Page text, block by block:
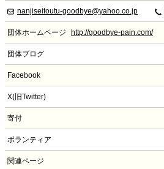
nanjiseitoutu-goodbye@yahoo.co.jp
団体ホームページ http://goodbye-pain.com/
団体ブログ
Facebook
X(旧Twitter)
寄付
ボランティア
関連ページ